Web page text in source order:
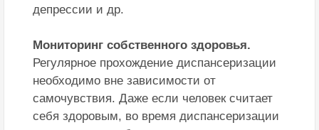
депрессии и др.
Мониторинг собственного здоровья.
Регулярное прохождение диспансеризации
необходимо вне зависимости от
самочувствия. Даже если человек считает
себя здоровым, во время диспансеризации